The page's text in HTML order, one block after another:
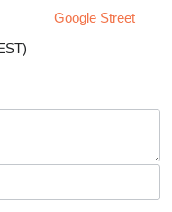
Google Street